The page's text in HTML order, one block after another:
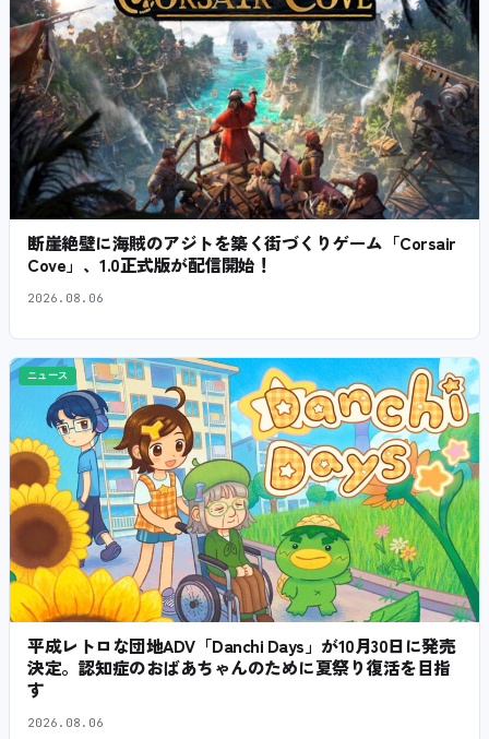
断崖絶壁に海賊のアジトを築く街づくりゲーム「Corsair
Cove」、1.0正式版が配信開始！
2026.08.06
ニュース
平成レトロな団地ADV「Danchi Days」が10月30日に発売
決定。認知症のおばあちゃんのために夏祭り復活を目指
す
2026.08.06